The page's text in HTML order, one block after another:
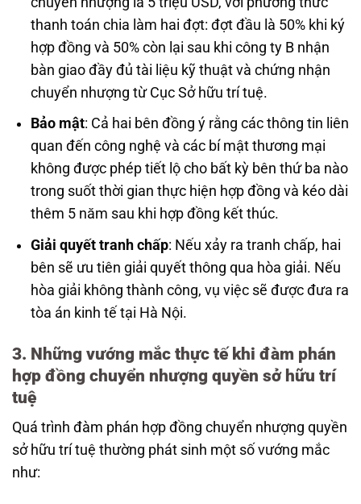
thanh toán chia làm hai đợt: đợt đầu là 50% khi ký
hợp đồng và 50% còn lại sau khi công ty B nhận
bàn giao đầy đủ tài liệu kỹ thuật và chứng nhận
chuyển nhượng từ Cục Sở hữu trí tuệ.
Bảo mật: Cả hai bên đồng ý rằng các thông tin liên
quan đến công nghệ và các bí mật thương mại
không được phép tiết lộ cho bất kỳ bên thứ ba nào
trong suốt thời gian thực hiện hợp đồng và kéo dài
thêm 5 năm sau khi hợp đồng kết thúc.
Giải quyết tranh chấp: Nếu xảy ra tranh chấp, hai
bên sẽ ưu tiên giải quyết thông qua hòa giải. Nếu
hòa giải không thành công, vụ việc sẽ được đưa ra
tòa án kinh tế tại Hà Nội.
3. Những vướng mắc thực tế khi đàm phán
hợp đồng chuyển nhượng quyền sở hữu trí
tuệ
Quá trình đàm phán hợp đồng chuyển nhượng quyền
sở hữu trí tuệ thường phát sinh một số vướng mắc
như: